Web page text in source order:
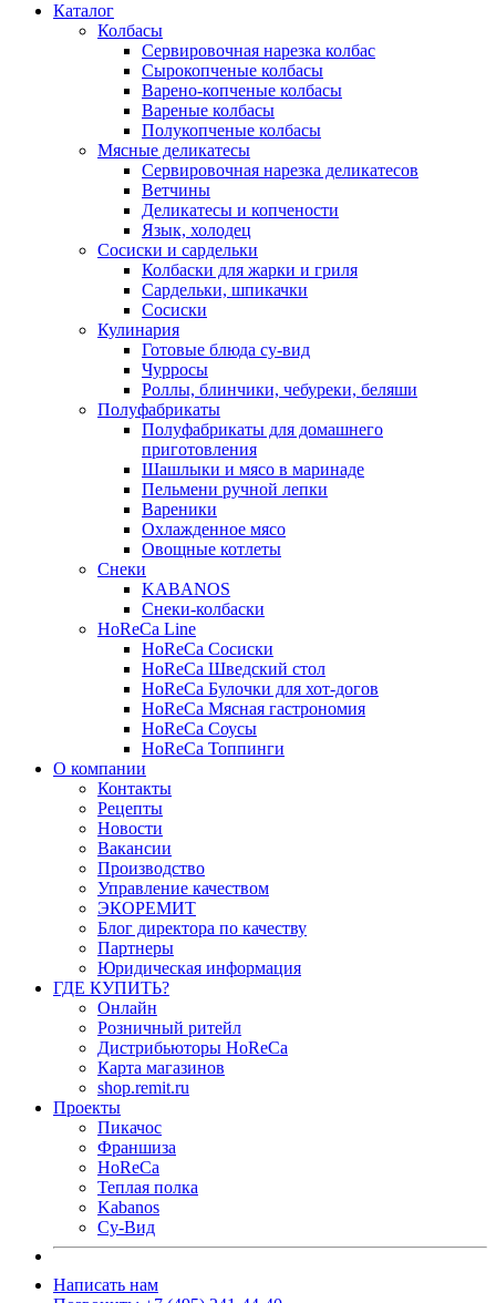
Каталог
Колбасы
Сервировочная нарезка колбас
Сырокопченые колбасы
Варено-копченые колбасы
Вареные колбасы
Полукопченые колбасы
Мясные деликатесы
Сервировочная нарезка деликатесов
Ветчины
Деликатесы и копчености
Язык, холодец
Сосиски и сардельки
Колбаски для жарки и гриля
Сардельки, шпикачки
Сосиски
Кулинария
Готовые блюда су-вид
Чурросы
Роллы, блинчики, чебуреки, беляши
Полуфабрикаты
Полуфабрикаты для домашнего
приготовления
Шашлыки и мясо в маринаде
Пельмени ручной лепки
Вареники
Охлажденное мясо
Овощные котлеты
Снеки
KABANOS
Снеки-колбаски
HoReCa Line
HoReCa Сосиски
HoReCa Шведский стол
HoReCa Булочки для хот-догов
HoReCa Мясная гастрономия
HoReCa Соусы
HoReCa Топпинги
О компании
Контакты
Рецепты
Новости
Вакансии
Производство
Управление качеством
ЭКОРЕМИТ
Блог директора по качеству
Партнеры
Юридическая информация
ГДЕ КУПИТЬ?
Онлайн
Розничный ритейл
Дистрибьюторы HoReCa
Карта магазинов
shop.remit.ru
Проекты
Пикачос
Франшиза
HoReCa
Теплая полка
Kabanos
Су-Вид
Написать нам